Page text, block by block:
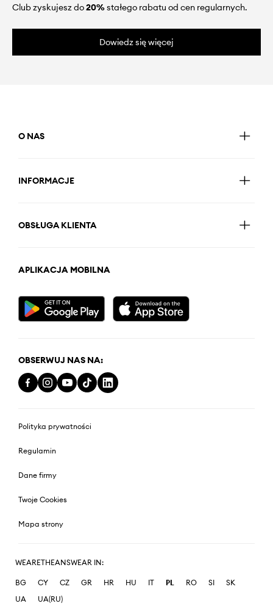
Club zyskujesz do20%stałego rabatu od cen regularnych.
Dowiedz się więcej
O NAS
INFORMACJE
OBSŁUGA KLIENTA
APLIKACJA MOBILNA
OBSERWUJ NAS NA:
Polityka prywatności
Regulamin
Dane firmy
Twoje Cookies
Mapa strony
WEARETHEANSWEAR IN:
BG CY CZ GR HR HU IT PL RO SI
SK
UA
UA(RU)